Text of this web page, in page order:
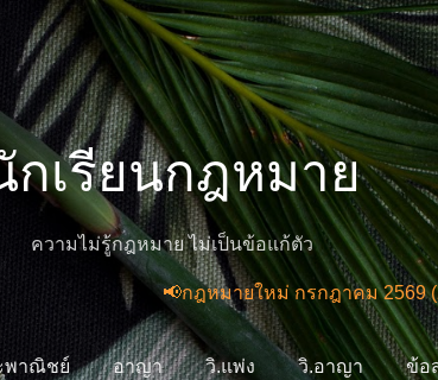
ข้ามไปที่เนื้อหาหลัก
กเรียนกฎหมาย
ความไม่รู้กฎหมาย ไม่เป็นข้อแก้ตัว
📢กฎหมายใหม่ กรกฎาคม 2569 (2 ฉบับ) พ.
พาณิชย์ อาญา วิ.แพ่ง วิ.อาญา ข้อ